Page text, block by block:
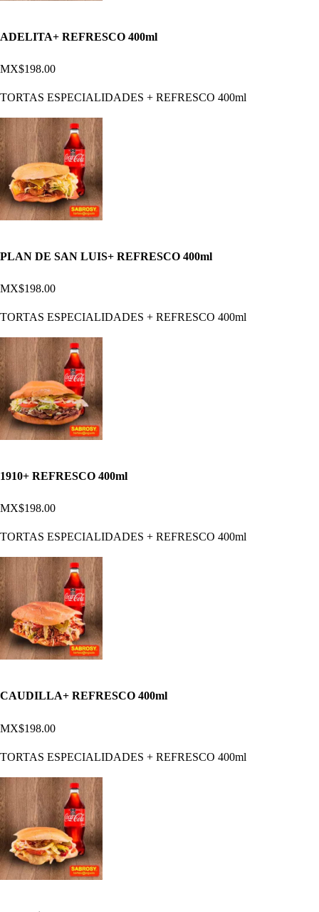
ADELITA+ REFRESCO 400ml
MX$198.00
TORTAS ESPECIALIDADES + REFRESCO 400ml
PLAN DE SAN LUIS+ REFRESCO 400ml
MX$198.00
TORTAS ESPECIALIDADES + REFRESCO 400ml
1910+ REFRESCO 400ml
MX$198.00
TORTAS ESPECIALIDADES + REFRESCO 400ml
CAUDILLA+ REFRESCO 400ml
MX$198.00
TORTAS ESPECIALIDADES + REFRESCO 400ml